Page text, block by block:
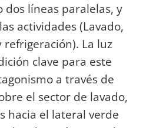
dos líneas paralelas, y
actividades (Lavado,
La luz
clave para este
a través de
el sector de lavado,
hacia el lateral verde